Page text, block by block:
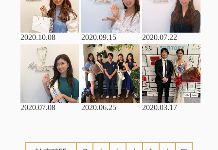
2020.10.08 2020.09.15 2020.07.22
2020.07.08 2020.06.25 2020.03.17